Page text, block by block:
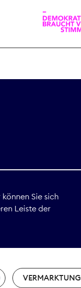
Sie sich
Leiste der
VERMARKTUNG